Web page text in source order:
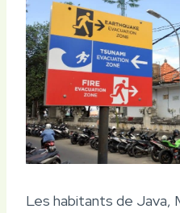
Les habitants de Java,